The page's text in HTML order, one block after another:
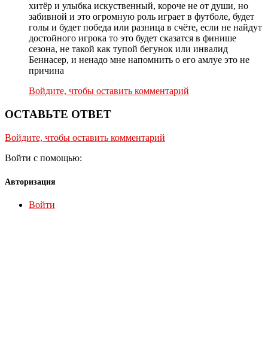
хитёр и улыбка искуственный, короче не от души, но
забивной и это огромную роль играет в футболе, будет
голы и будет победа или разница в счёте, если не найдут
достойного игрока то это будет сказатся в финише
сезона, не такой как тупой бегунок или инвалид
Беннасер, и ненадо мне напомнить о его амлуе это не
причина
Войдите, чтобы оставить комментарий
ОСТАВЬТЕ ОТВЕТ
Войдите, чтобы оставить комментарий
Войти с помощью:
Авторизация
Войти